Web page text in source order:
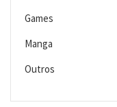
Games
Manga
Outros